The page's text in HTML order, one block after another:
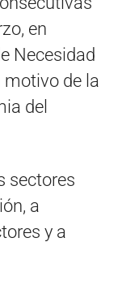
en
Necesidad
motivo de la
del
sectores
a
y a